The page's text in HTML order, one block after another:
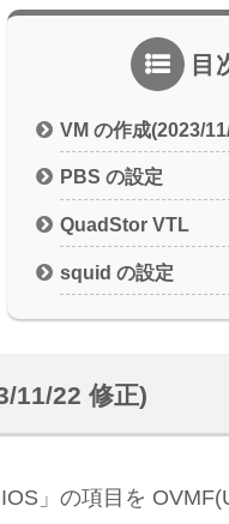
目
VM の作成(2023/
PBS の設定
QuadStor VTL
squid の設定
11/22 修正)
」の項目を